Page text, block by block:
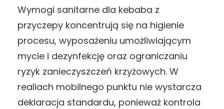
Wymogi sanitarne dla kebaba z
przyczepy koncentrują się na higienie
procesu, wyposażeniu umożliwiającym
mycie i dezynfekcję oraz ograniczaniu
ryzyk zanieczyszczeń krzyżowych. W
realiach mobilnego punktu nie wystarcza
deklaracja standardu, ponieważ kontrola